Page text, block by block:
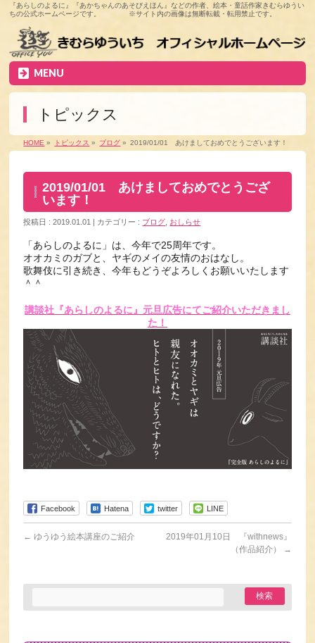
『あらしのよるに』『あかちゃんのあそびえほん』などの作者、絵本・童話作家きむらゆうい
ちの公式ホームページです。 ※サイト内の画像は無断転載・転用禁止です。
MENU
トピックス
HOME » トピックス » ブログ » 2019/01/01 あけましておめでとうございます！
2019/01/01 あけましておめでとうござ
います！
投稿日 : 2019.01.01 カテゴリー : ブログ おしらせ
「あらしのよるに」は、今年で25周年です。
オオカミのガブと、ヤギのメイの友情のおはなし。
歌舞伎に引き続き、今年もどうぞよろしくお願いいたします
＾＾
講談社『あらしのよるに』元旦広告にてご紹介いただきまし
た！
Facebook Hatena twitter LINE
← ゆうゆう絵本講座のご紹介
2019年01月10日 『withnews』
（作品紹介）
→